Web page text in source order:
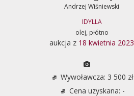
Andrzej Wiśniewski
IDYLLA
olej, płótno
aukcja z 18 kwietnia 2023
Wywoławcza: 3 500 zł
Cena uzyskana: -